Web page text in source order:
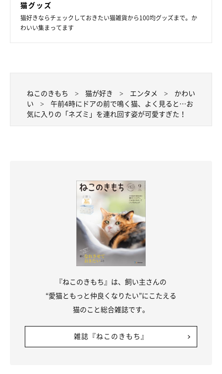
猫グッズ
猫好きならチェックしておきたい猫雑貨から100均グッズまで。か
わいい集まってます
ねこのきもち 猫が好き エンタメ
かわい
い
午前4時にドアの前で鳴く猫、よく見ると…お
気に入りの「ネズミ」を連れ回す姿が可愛すぎた！
『ねこのきもち』は、飼い主さんの
“愛猫ともっと仲良くなりたい”にこたえる
猫のこと総合雑誌です。
雑誌『ねこのきもち』